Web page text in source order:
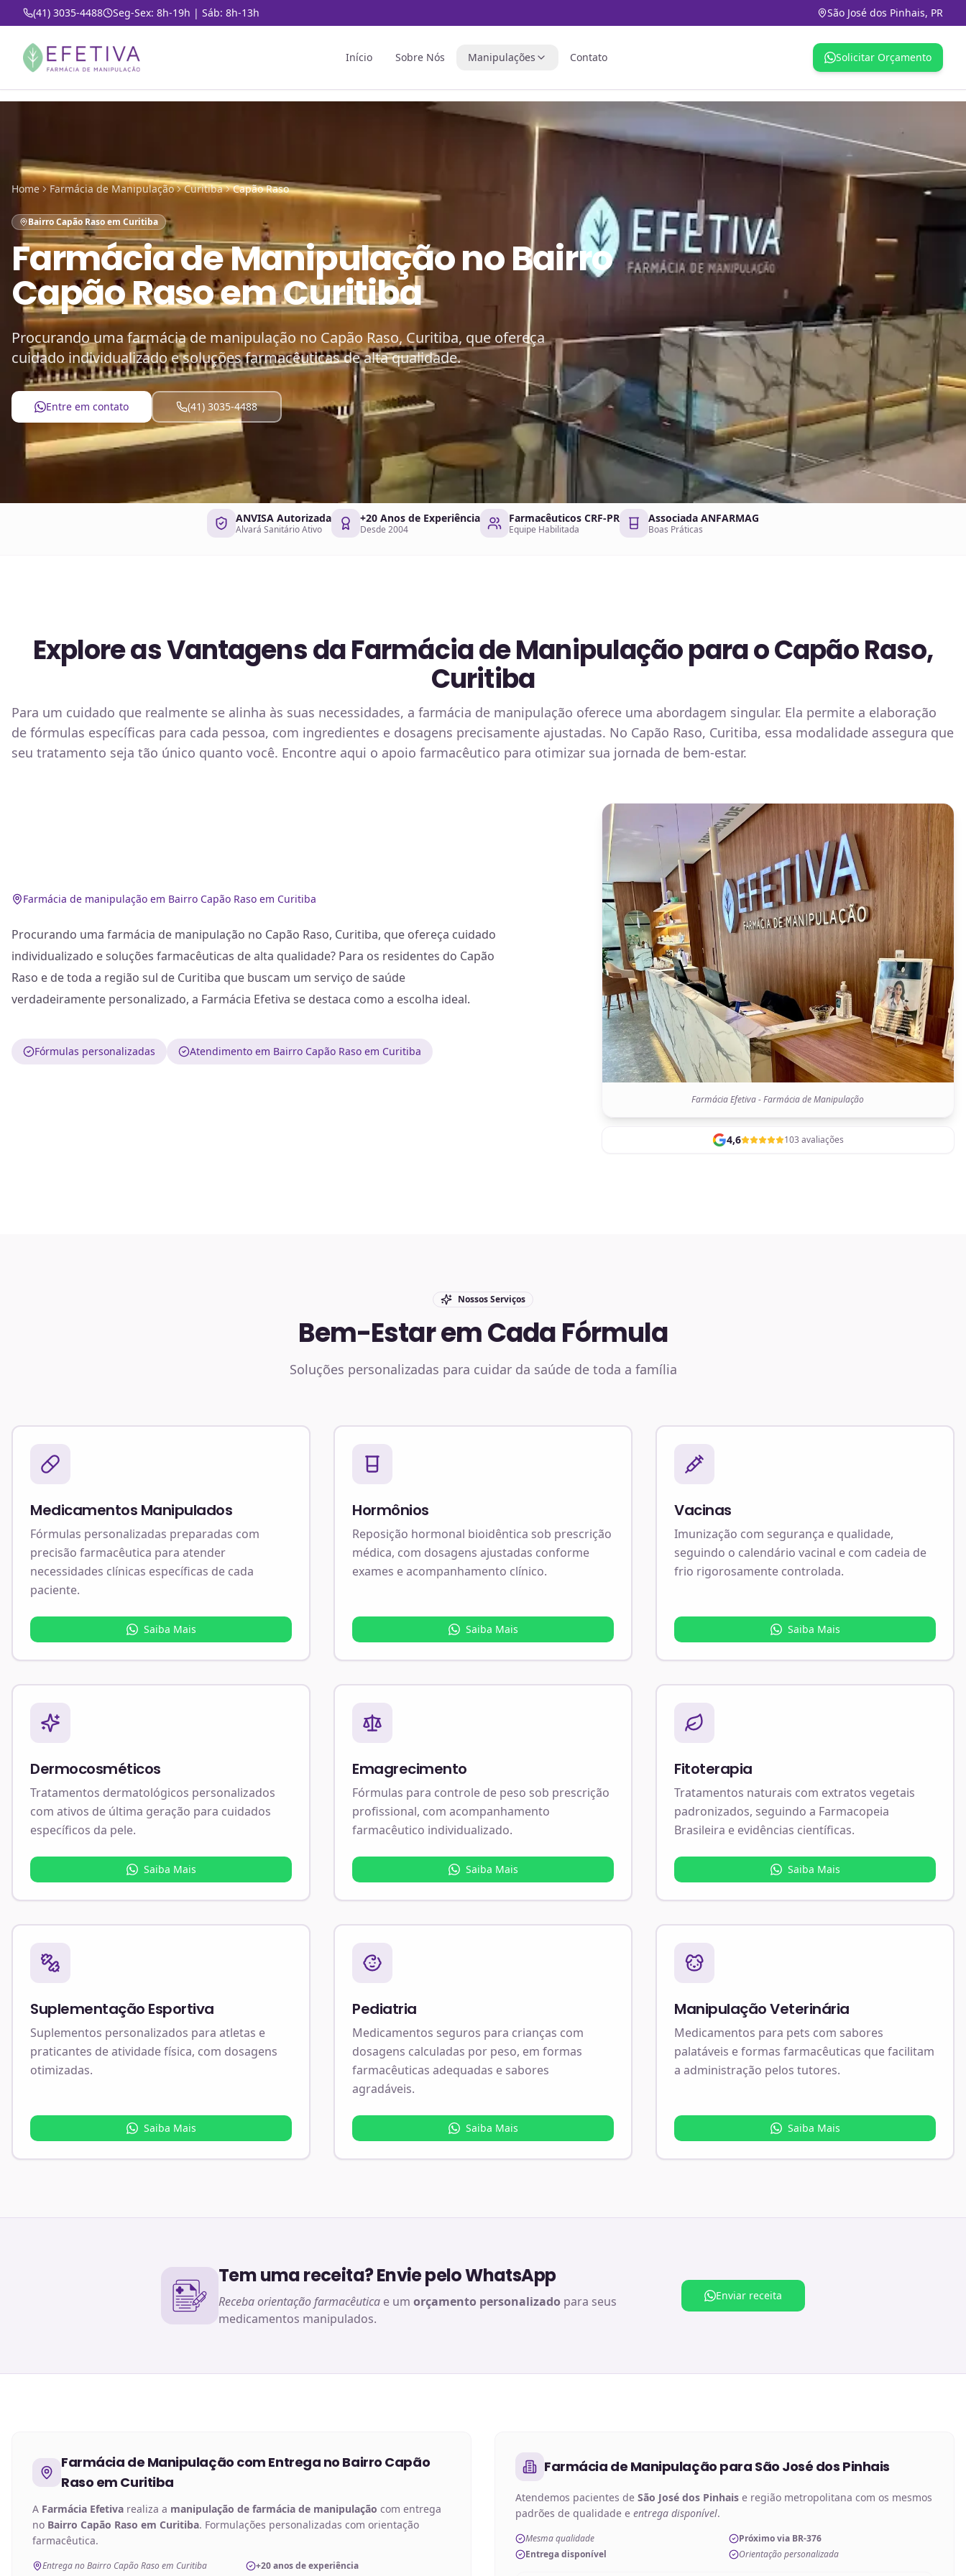
(41) 3035-4488 Seg-Sex: 8h-19h | Sáb: 8h-13h São José dos Pinhais, PR
Início Sobre Nós Manipulações Contato Solicitar Orçamento
Home Farmácia de Manipulação Curitiba Capão Raso
Bairro Capão Raso em Curitiba
Farmácia de ManipulaçãonoBairro
Capão Raso em Curitiba
Procurando uma farmácia de manipulação no Capão Raso, Curitiba, que ofereça
cuidado individualizado e soluções farmacêuticas de alta qualidade.
Entre em contato (41) 3035-4488
ANVISA Autorizada
Alvará Sanitário Ativo
+20 Anos de Experiência
Desde 2004
Farmacêuticos CRF-PR
Equipe Habilitada
Associada ANFARMAG
Boas Práticas
Explore as Vantagens da Farmácia de Manipulação para o Capão Raso,
Curitiba
Para um cuidado que realmente se alinha às suas necessidades, a farmácia de manipulação oferece uma abordagem singular. Ela permite a elaboração
de fórmulas específicas para cada pessoa, com ingredientes e dosagens precisamente ajustadas. No Capão Raso, Curitiba, essa modalidade assegura que
seu tratamento seja tão único quanto você. Encontre aqui o apoio farmacêutico para otimizar sua jornada de bem-estar.
Farmácia de manipulação em Bairro Capão Raso em Curitiba
Procurando uma farmácia de manipulação no Capão Raso, Curitiba, que ofereça cuidado
individualizado e soluções farmacêuticas de alta qualidade? Para os residentes do Capão
Raso e de toda a região sul de Curitiba que buscam um serviço de saúde
verdadeiramente personalizado, a Farmácia Efetiva se destaca como a escolha ideal.
Fórmulas personalizadas Atendimento em Bairro Capão Raso em Curitiba
Farmácia Efetiva - Farmácia de Manipulação
4,6 103 avaliações
Nossos Serviços
Bem-Estar em Cada Fórmula
Soluções personalizadas para cuidar da saúde de toda a família
Medicamentos Manipulados
Fórmulas personalizadas preparadas com
precisão farmacêutica para atender
necessidades clínicas específicas de cada
paciente.
Saiba Mais
Hormônios
Reposição hormonal bioidêntica sob prescrição
médica, com dosagens ajustadas conforme
exames e acompanhamento clínico.
Saiba Mais
Vacinas
Imunização com segurança e qualidade,
seguindo o calendário vacinal e com cadeia de
frio rigorosamente controlada.
Saiba Mais
Dermocosméticos
Tratamentos dermatológicos personalizados
com ativos de última geração para cuidados
específicos da pele.
Saiba Mais
Emagrecimento
Fórmulas para controle de peso sob prescrição
profissional, com acompanhamento
farmacêutico individualizado.
Saiba Mais
Fitoterapia
Tratamentos naturais com extratos vegetais
padronizados, seguindo a Farmacopeia
Brasileira e evidências científicas.
Saiba Mais
Suplementação Esportiva
Suplementos personalizados para atletas e
praticantes de atividade física, com dosagens
otimizadas.
Saiba Mais
Pediatria
Medicamentos seguros para crianças com
dosagens calculadas por peso, em formas
farmacêuticas adequadas e sabores
agradáveis.
Saiba Mais
Manipulação Veterinária
Medicamentos para pets com sabores
palatáveis e formas farmacêuticas que facilitam
a administração pelos tutores.
Saiba Mais
Tem uma receita? Envie pelo WhatsApp
Receba orientação farmacêutica e um orçamento personalizado para seus
medicamentos manipulados.
Enviar receita
Farmácia de Manipulação com Entrega no Bairro Capão
Raso em Curitiba
A Farmácia Efetiva realiza a manipulação de farmácia de manipulação com entrega
no Bairro Capão Raso em Curitiba. Formulações personalizadas com orientação
farmacêutica.
Entrega no Bairro Capão Raso em Curitiba
+20 anos de experiência
Farmácia de Manipulação para São José dos Pinhais
Atendemos pacientes de São José dos Pinhais e região metropolitana com os mesmos
padrões de qualidade e entrega disponível.
Mesma qualidade
Próximo via BR-376
Entrega disponível
Orientação personalizada